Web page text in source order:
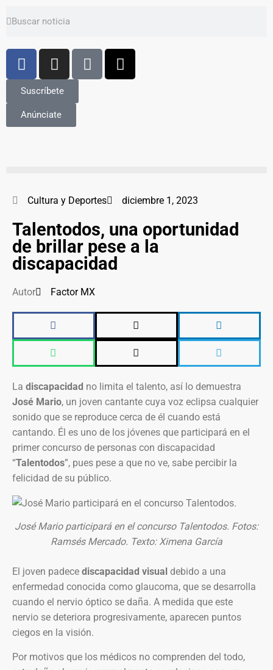
Suscríbete
Anúnciate
Cultura y Deportes diciembre 1, 2023
Talentodos, una oportunidad
de brillar pese a la
discapacidad
Autor Factor MX
La discapacidad no limita el talento, así lo demuestra
José Mario, un joven cantante cuya voz eclipsa cualquier
sonido que se reproduce cerca de él cuando está
cantando. Él es uno de los jóvenes que participará en el
primer concurso de personas con discapacidad
“Talentodos”, pues pese a que no ve, sabe percibir la
felicidad de su público.
José Mario participará en el concurso Talentodos. Fotos:
Ramsés Mercado. Texto: Ximena García
El joven padece discapacidad visual debido a una
enfermedad conocida como glaucoma, que se desarrolla
cuando el nervio óptico se daña. A medida que este
nervio se deteriora progresivamente, aparecen puntos
ciegos en la visión.
Por motivos que los médicos no comprenden del todo,